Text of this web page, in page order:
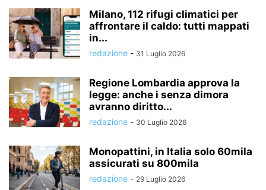
Milano, 112 rifugi climatici per
affrontare il caldo: tutti mappati
in...
redazione - 31 Luglio 2026
Regione Lombardia approva la
legge: anche i senza dimora
avranno diritto...
redazione - 30 Luglio 2026
Monopattini, in Italia solo 60mila
assicurati su 800mila
redazione - 29 Luglio 2026